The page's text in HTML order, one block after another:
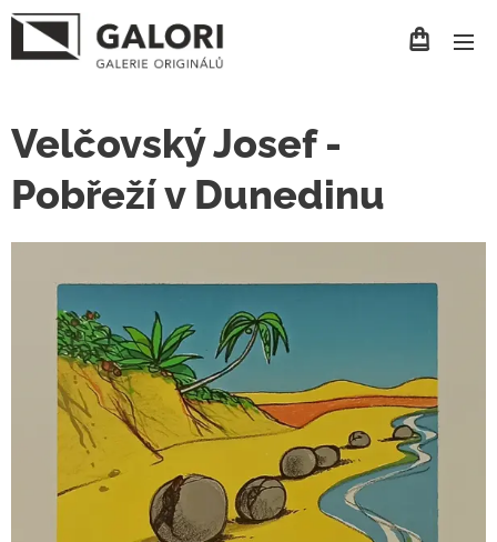
Velčovský Josef -
Pobřeží v Dunedinu